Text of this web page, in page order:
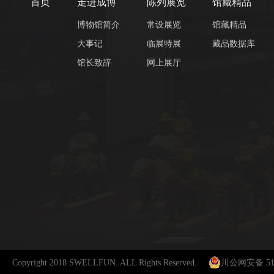
首页 走进成博
博物馆简介
大事记
馆长致辞
陈列展览
常设展览
临展特展
网上展厅
馆藏精品
馆藏精品
藏品数据库
Copyright 2018 SWELLFUN. ALL Rights Reserved. 川公网安备